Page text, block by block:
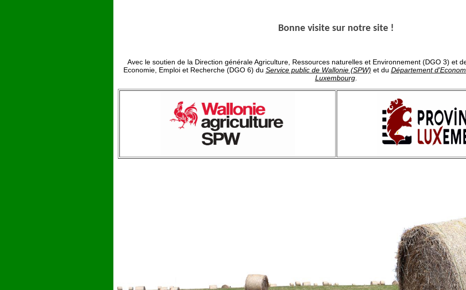
Bonne visite sur notre site !
Avec le soutien de la Direction générale Agriculture, Ressources naturelles et Environnement (DGO 3) et
Economie, Emploi et Recherche (DGO 6) du Service public de Wallonie (SPW) et du Département
Luxembourg.